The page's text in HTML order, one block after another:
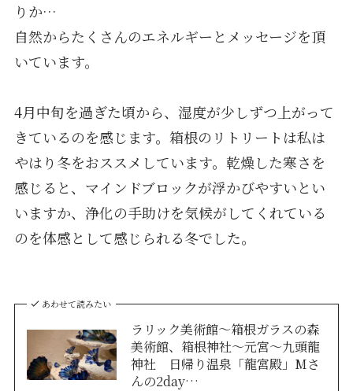
りか…
自然からたくさんのエネルギーとメッセージを頂
いています。
4月中旬を過ぎた頃から、湿度が少しずつ上がって
きているのを感じます。箱根のリトリートは私は
やはり冬をおススメしています。乾燥した寒さを
感じると、マインドブロックが浮かびやすいとい
いますか、浄化の手助けを気候がしてくれている
のを体感として感じられる冬でした。
あわせて読みたい
ラリック美術館～箱根ガラスの森
美術館、箱根神社～元宮～九頭龍
神社 日帰り温泉「龍宮殿」Mさ
んの2day…